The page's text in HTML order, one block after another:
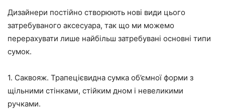
Дизайнери постійно створюють нові види цього
затребуваного аксесуара, так що ми можемо
перерахувати лише найбільш затребувані основні типи
сумок.
1. Саквояж. Трапецієвидна сумка об’ємної форми з
щільними стінками, стійким дном і невеликими
ручками.